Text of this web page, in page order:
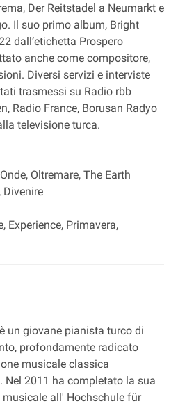
Der Reitstadel a Neumarkt e
Il suo primo album, Bright
dall’etichetta Prospero
anche come compositore,
Diversi servizi e interviste
trasmessi su Radio rbb
Radio France, Borusan Radyo
televisione turca.
Oltremare, The Earth
Divenire
Experience, Primavera,
un giovane pianista turco di
profondamente radicato
musicale classica
Nel 2011 ha completato la sua
all' Hochschule für